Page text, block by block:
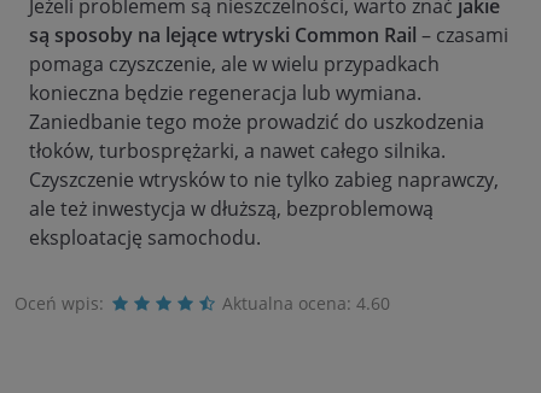
Jeżeli problemem są nieszczelności, warto znać jakie
są sposoby na lejące wtryski Common Rail – czasami
pomaga czyszczenie, ale w wielu przypadkach
konieczna będzie regeneracja lub wymiana.
Zaniedbanie tego może prowadzić do uszkodzenia
tłoków, turbosprężarki, a nawet całego silnika.
Czyszczenie wtrysków to nie tylko zabieg naprawczy,
ale też inwestycja w dłuższą, bezproblemową
eksploatację samochodu.
Oceń wpis: Aktualna ocena: 4.60